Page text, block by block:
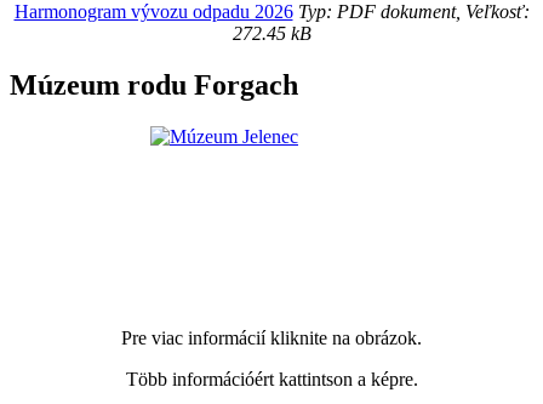
Harmonogram vývozu odpadu 2026Typ: PDF dokument, Veľkosť:
272.45 kB
Múzeum rodu Forgach
Pre viac informácií kliknite na obrázok.
Több információért kattintson a képre.